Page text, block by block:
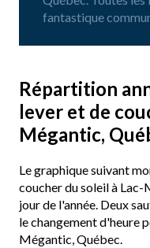
fantastique
Répartition
lever et de
Mégantic,
Le graphique suivant
coucher du soleil à
jour de l'année. Deux
le changement d'heure
Mégantic, Québec.